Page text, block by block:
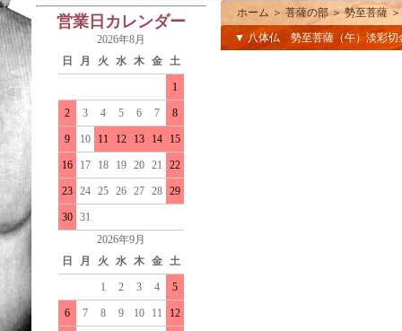
営業日カレンダー
2026年8月
日
月 火 水 木 金 土
1
2 3 4 5 6 7 8
9 10 11 12 13 14 15
16 17 18 19 20 21 22
23 24 25 26 27 28 29
30 31
2026年9月
日
月 火 水 木 金 土
1 2 3 4 5
6 7 8 9 10 11 12
ホーム ＞ 菩薩の部＞勢至菩薩
▼ 八体仏 勢至菩薩（午）淡彩